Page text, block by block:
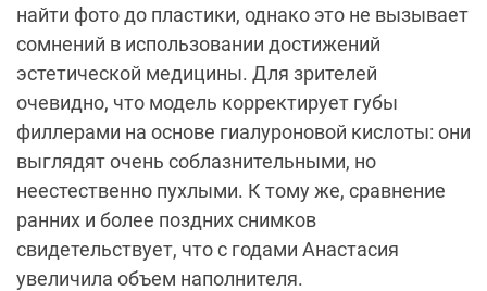
найти фото до пластики, однако это не вызывает
сомнений в использовании достижений
эстетической медицины. Для зрителей
очевидно, что модель корректирует губы
филлерами на основе гиалуроновой кислоты: они
выглядят очень соблазнительными, но
неестественно пухлыми. К тому же, сравнение
ранних и более поздних снимков
свидетельcтвует, что с годами Анастасия
увеличила объем наполнителя.